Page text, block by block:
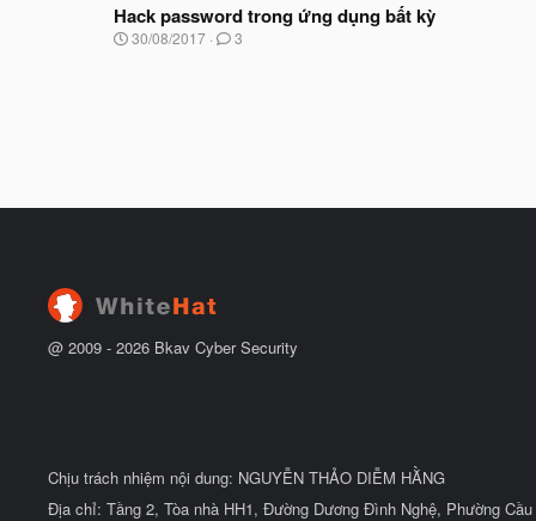
đ
ầ
à
y
b
Hack password trong ứng dụng bất kỳ
N
u
30/08/2017 3
@ 2009 - 2026 Bkav Cyber Security
Chịu trách nhiệm nội dung: NGUYỄN THẢO DIỄM HẰNG
Địa chỉ: Tầng 2, Tòa nhà HH1, Đường Dương Đình Nghệ, Phường